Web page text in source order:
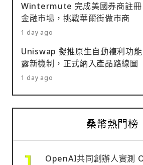
Wintermute 完成美國券商註冊
金融市場，挑戰華爾街做市商
1 day ago
Uniswap 擬推原生自動複利功
露新機制，正式納入產品路線圖
1 day ago
桑幣熱門榜
OpenAI共同創辦人實測